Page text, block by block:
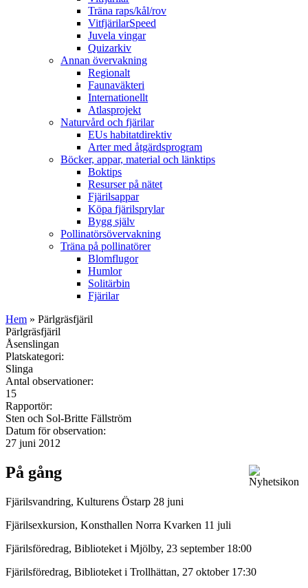
Träna raps/kål/rov
VitfjärilarSpeed
Juvela vingar
Quizarkiv
Annan övervakning
Regionalt
Faunaväkteri
Internationellt
Atlasprojekt
Naturvård och fjärilar
EUs habitatdirektiv
Arter med åtgärdsprogram
Böcker, appar, material och länktips
Boktips
Resurser på nätet
Fjärilsappar
Köpa fjärilsprylar
Bygg själv
Pollinatörsövervakning
Träna på pollinatörer
Blomflugor
Humlor
Solitärbin
Fjärilar
Hem » Pärlgräsfjäril
Pärlgräsfjäril
Åsenslingan
Platskategori:
Slinga
Antal observationer:
15
Rapportör:
Sten och Sol-Britte Fällström
Datum för observation:
27 juni 2012
På gång
Fjärilsvandring, Kulturens Östarp 28 juni
Fjärilsexkursion, Konsthallen Norra Kvarken 11 juli
Fjärilsföredrag, Biblioteket i Mjölby, 23 september 18:00
Fjärilsföredrag, Biblioteket i Trollhättan, 27 oktober 17:30